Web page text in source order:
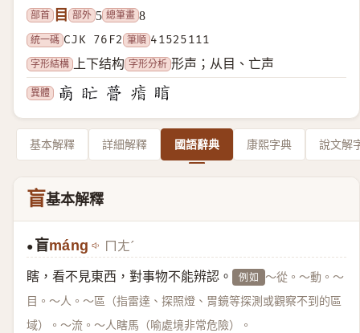
部首 目 部外 5 總筆畫 8
統一碼 CJK 76F2 筆順 41525111
字形結構
上下结构 字形分析 形声；从目、亡声
異體
基本解釋 詳細解釋 國語辭典 康熙字典 說文解
盲基本解釋
● 盲máng ㄇㄤˊ
瞎，看不見東西，對事物不能辨認。 例如 ～從。～動。～
目。～人。～區（指雷達、探照燈、胃鏡等探測或觀察不到的區
域）。～流。～人瞎馬（喻處境非常危險）。